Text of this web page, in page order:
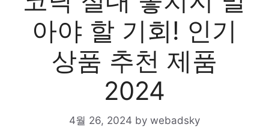
아야 할 기회! 인기
상품 추천 제품
2024
4월 26, 2024 by webadsky